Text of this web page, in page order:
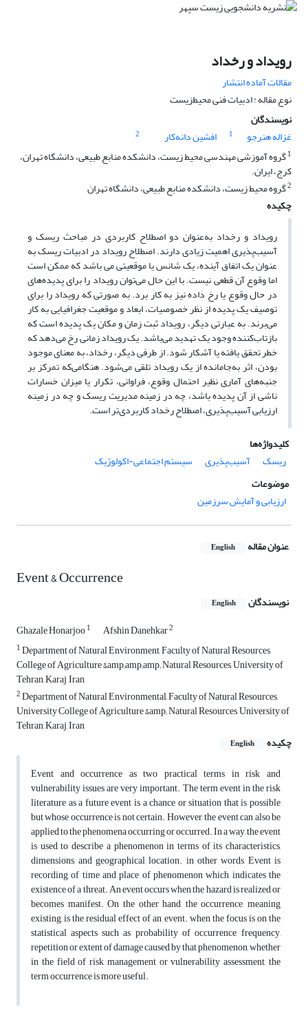
رویداد و رخداد
مقالات آماده انتشار
نوع مقاله : ادبیات فنی محیط‌زیست
نویسندگان
غزاله هنرجو
1 افشین دانه‌کار
2
1گروه آموزشی مهندسی محیط زیست، دانشکده منابع طبیعی، دانشگاه تهران،
کرج، ایران.
2گروه محیط زیست، دانشکده منابع طبیعی، دانشگاه تهران
چکیده
رویداد و رخداد به‌عنوان دو اصطلاح کاربردی در مباحث ریسک و
آسیب‌پذیری اهمیت زیادی دارند. اصطلاح رویداد در ادبیات ریسک به
عنوان یک اتفاق آینده، یک شانس یا موقعیتی می باشد که ممکن است
اما وقوع آن قطعی نیست. با این حال می‌توان رویداد را برای پدیده‌های
در حال وقوع یا رخ‌ داده نیز به کار برد. به صورتی که رویداد را برای
توصیف یک پدیده از نظر خصوصیات، ابعاد و موقعیت جغرافیایی به کار
می‌برند. به عبارتی دیگر، رویداد ثبت زمان و مکان یک پدید‌ه است که
بازتاب‌کننده وجود یک تهدید می‌باشد. یک رویداد زمانی رخ می‌دهد که
خطر تحقق یافته یا آشکار شود. از طرفی دیگر، رخداد، به معنای موجود
بودن، اثر به‌جامانده از یک رویداد تلقی می‌شود. هنگامی‌که تمرکز بر
جنبه‌های آماری نظیر احتمال وقوع، فراوانی، تکرار یا میزان خسارات
ناشی از آن پدیده باشد، چه در زمینه مدیریت ریسک و چه در زمینه
ارزیابی آسیب‌پذیری، اصطلاح رخداد کاربردی‌تر است.
کلیدواژه‌ها
ریسک
آسیب‌پذیری
سیستم اجتماعی-اکولوژیک
موضوعات
ارزیابی و آمایش سرزمین
عنوان مقاله English
Event & Occurrence
نویسندگان English
Ghazale Honarjoo1 Afshin Danehkar2
1Department of Natural Environment, Faculty of Natural Resources,
College of Agriculture &amp;amp;amp; Natural Resources, University of
Tehran, Karaj, Iran
2Department of Natural Environmental, Faculty of Natural Resources,
University College of Agriculture &amp; Natural Resources, University of
Tehran, Karaj, Iran
چکیده
English
Event and occurrence as two practical terms in risk and
vulnerability issues are very important. The term event in the risk
literature as a future event is a chance or situation that is possible
but whose occurrence is not certain. However, the event can also be
applied to the phenomena occurring or occurred. In a way, the event
is used to describe a phenomenon in terms of its characteristics,
dimensions, and geographical location. in other words, Event is
recording of time and place of phenomenon which indicates the
existence of a threat. An event occurs when the hazard is realized or
becomes manifest. On the other hand, the occurrence, meaning
existing, is the residual effect of an event. when the focus is on the
statistical aspects such as probability of occurrence, frequency,
repetition or extent of damage caused by that phenomenon, whether
in the field of risk management or vulnerability assessment, the
term occurrence is more useful.